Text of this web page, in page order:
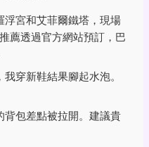
浮宮和艾菲爾鐵塔，現場
薦透過官方網站預訂，巴
我穿新鞋結果腳起水泡。
背包差點被拉開。建議貴